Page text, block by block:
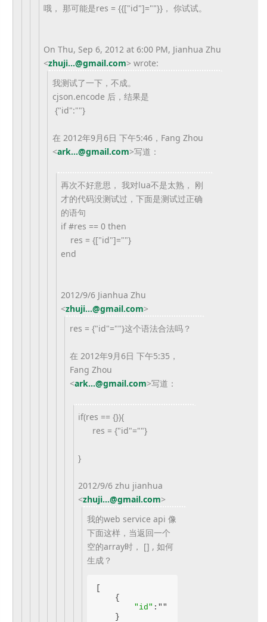
哦， 那可能是res = {{["id"]=""}}， 你试试。
On Thu, Sep 6, 2012 at 6:00 PM, Jianhua Zhu
<zhuji...@gmail.com> wrote:
我测试了一下，不成。
cjson.encode 后，结果是
{"id":""}
在 2012年9月6日 下午5:46，Fang Zhou
<ark...@gmail.com>写道：
再次不好意思， 我对lua不是太熟， 刚
才的代码没测试过，下面是测试过正确
的语句
if #res == 0 then
res = {["id"]=""}
end
2012/9/6 Jianhua Zhu
<zhuji...@gmail.com>
res = {"id"=""}这个语法合法吗？
在 2012年9月6日 下午5:35，
Fang Zhou
<ark...@gmail.com>写道：
if(res == {}){
res = {"id"=""}
}
2012/9/6 zhu jianhua
<zhuji...@gmail.com>
我的web service api 像
下面这样，当返回一个
空的array时， [] , 如何
生成？
    {
"id" :""
    }